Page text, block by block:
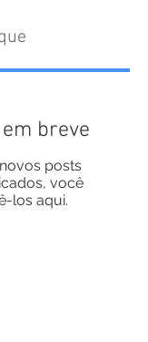
breve
posts
você
los aqui.